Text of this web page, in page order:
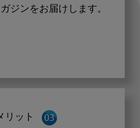
ジンをお届けします。
リット